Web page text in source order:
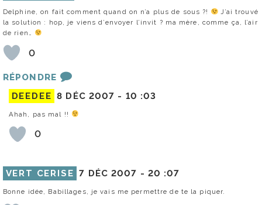
Delphine, on fait comment quand on n’a plus de sous ?!
J’ai trouvé
la solution : hop, je viens d’envoyer l’invit ? ma mère, comme ça, l’air
de rien…
0
RÉPONDRE
DEEDEE 8 DÉC 2007 - 10 :03
Ahah, pas mal !!
0
VERT CERISE 7 DÉC 2007 - 20 :07
Bonne idée, Babillages, je vais me permettre de te la piquer.